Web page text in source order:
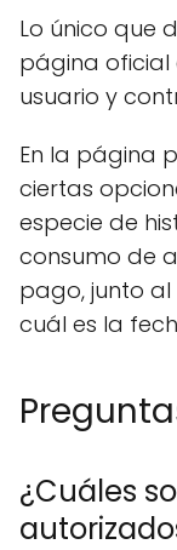
Lo único que
página oficial
usuario y
En la página
ciertas
especie de
consumo de
pago, junto
cuál es la
¿Cuáles